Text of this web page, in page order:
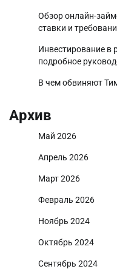
Обзор онлайн-
ставки и
Инвестирование в
подробное
В чем обвиняют
Архив
Май 2026
Апрель 2026
Март 2026
Февраль 2026
Ноябрь 2024
Октябрь 2024
Сентябрь 2024